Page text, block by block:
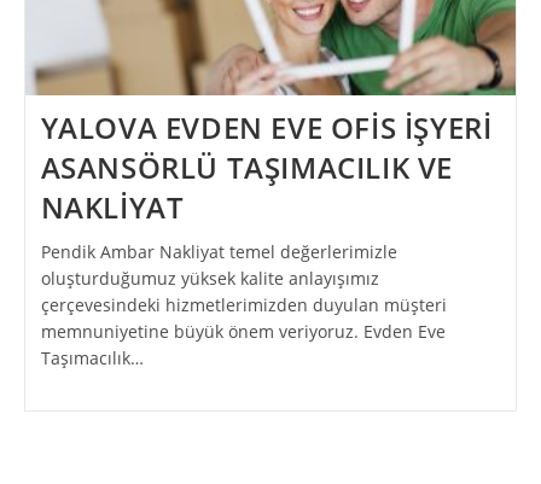
YALOVA EVDEN EVE OFİS İŞYERİ
ASANSÖRLÜ TAŞIMACILIK VE
NAKLİYAT
Pendik Ambar Nakliyat temel değerlerimizle
oluşturduğumuz yüksek kalite anlayışımız
çerçevesindeki hizmetlerimizden duyulan müşteri
memnuniyetine büyük önem veriyoruz. Evden Eve
Taşımacılık…